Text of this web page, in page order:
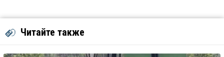
Читайте также